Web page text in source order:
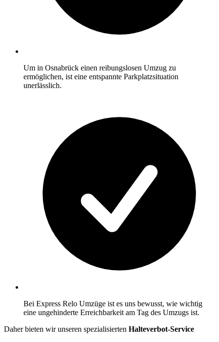
Um in Osnabrück einen reibungslosen Umzug zu
ermöglichen, ist eine entspannte Parkplatzsituation
unerlässlich.
Bei Express Relo Umzüge ist es uns bewusst, wie wichtig
eine ungehinderte Erreichbarkeit am Tag des Umzugs ist.
Daher bieten wir unseren spezialisierten Halteverbot-Service